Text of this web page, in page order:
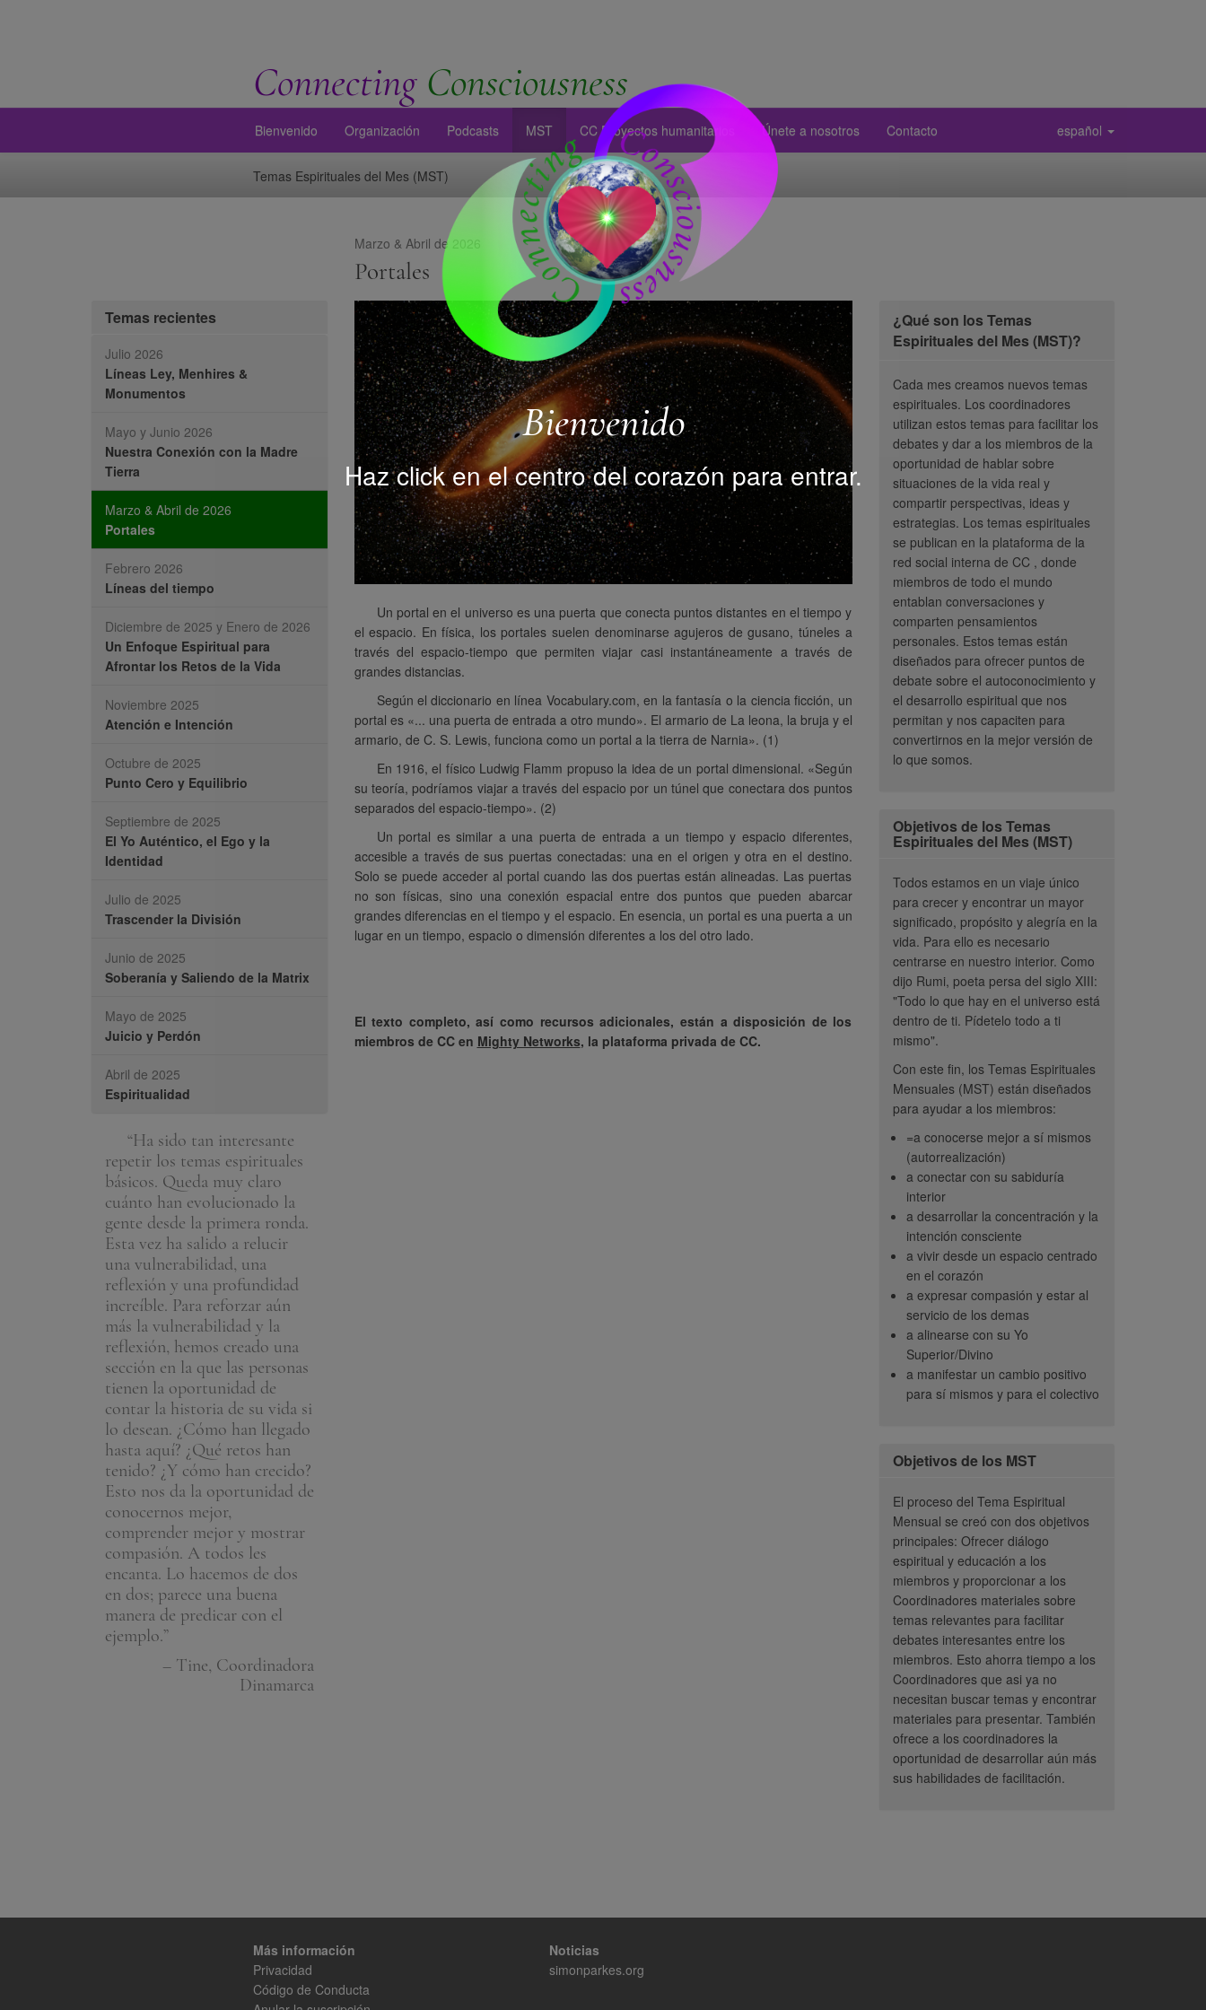
Bienvenido
Haz click en el centro del corazón para entrar.
Connecting Consciousness
Bienvenido Organización Podcasts MST CC Proyectos humanitarios Únete a nosotros Contacto español
Temas Espirituales del Mes (MST)
Marzo & Abril de 2026
Portales
Temas recientes
Julio 2026
Líneas Ley, Menhires &
Monumentos
Mayo y Junio 2026
Nuestra Conexión con la Madre
Tierra
Marzo & Abril de 2026
Portales
Febrero 2026
Líneas del tiempo
Diciembre de 2025 y Enero de 2026
Un Enfoque Espiritual para
Afrontar los Retos de la Vida
Noviembre 2025
Atención e Intención
Octubre de 2025
Punto Cero y Equilibrio
Septiembre de 2025
El Yo Auténtico, el Ego y la
Identidad
Julio de 2025
Trascender la División
Junio de 2025
Soberanía y Saliendo de la Matrix
Mayo de 2025
Juicio y Perdón
Abril de 2025
Espiritualidad
“Ha sido tan interesante
repetir los temas espirituales
básicos. Queda muy claro
cuánto han evolucionado la
gente desde la primera ronda.
Esta vez ha salido a relucir
una vulnerabilidad, una
reflexión y una profundidad
increíble. Para reforzar aún
más la vulnerabilidad y la
reflexión, hemos creado una
sección en la que las personas
tienen la oportunidad de
contar la historia de su vida si
lo desean. ¿Cómo han llegado
hasta aquí? ¿Qué retos han
tenido? ¿Y cómo han crecido?
Esto nos da la oportunidad de
conocernos mejor,
comprender mejor y mostrar
compasión. A todos les
encanta. Lo hacemos de dos
en dos; parece una buena
manera de predicar con el
ejemplo.”
– Tine, Coordinadora
Dinamarca
“Empatía y compasión... es
la segunda vez que este tema
se explora en CC. Ver el
crecimiento en mí mismo, en
el equipo y en los miembros
inspirador y confirmó que
este es un trabajo hermoso e
– Carolyn K, Coordinadora
Canadá
“Me encanta realmente el
tema espiritual de este mes.
Me está ayudando mucho.
Verdaderamente me ayuda a
sanar.”
– Miembro
Un portal en el universo es una puerta que conecta puntos distantes en el tiempo y
el espacio. En física, los portales suelen denominarse agujeros de gusano, túneles a
través del espacio-tiempo que permiten viajar casi instantáneamente a través de
grandes distancias.
Según el diccionario en línea Vocabulary.com, en la fantasía o la ciencia ficción, un
portal es «... una puerta de entrada a otro mundo». El armario de La leona, la bruja y el
armario, de C. S. Lewis, funciona como un portal a la tierra de Narnia». (1)
En 1916, el físico Ludwig Flamm propuso la idea de un portal dimensional. «Según
su teoría, podríamos viajar a través del espacio por un túnel que conectara dos puntos
separados del espacio-tiempo». (2)
Un portal es similar a una puerta de entrada a un tiempo y espacio diferentes,
accesible a través de sus puertas conectadas: una en el origen y otra en el destino.
Solo se puede acceder al portal cuando las dos puertas están alineadas. Las puertas
no son físicas, sino una conexión espacial entre dos puntos que pueden abarcar
grandes diferencias en el tiempo y el espacio. En esencia, un portal es una puerta a un
lugar en un tiempo, espacio o dimensión diferentes a los del otro lado.
El texto completo, así como recursos adicionales, están a disposición de los
miembros de CC en Mighty Networks, la plataforma privada de CC.
¿Qué son los Temas
Espirituales del Mes (MST)?
Cada mes creamos nuevos temas
espirituales. Los coordinadores
utilizan estos temas para facilitar los
debates y dar a los miembros de la
oportunidad de hablar sobre
situaciones de la vida real y
compartir perspectivas, ideas y
estrategias. Los temas espirituales
se publican en la plataforma de la
red social interna de CC , donde
miembros de todo el mundo
entablan conversaciones y
comparten pensamientos
personales. Estos temas están
diseñados para ofrecer puntos de
debate sobre el autoconocimiento y
el desarrollo espiritual que nos
permitan y nos capaciten para
convertirnos en la mejor versión de
lo que somos.
Objetivos de los Temas
Espirituales del Mes (MST)
Todos estamos en un viaje único
para crecer y encontrar un mayor
significado, propósito y alegría en la
vida. Para ello es necesario
centrarse en nuestro interior. Como
dijo Rumi, poeta persa del siglo XIII:
"Todo lo que hay en el universo está
dentro de ti. Pídetelo todo a ti
mismo".
Con este fin, los Temas Espirituales
Mensuales (MST) están diseñados
para ayudar a los miembros:
=a conocerse mejor a sí mismos
(autorrealización)
a conectar con su sabiduría
interior
a desarrollar la concentración y la
intención consciente
a vivir desde un espacio centrado
en el corazón
a expresar compasión y estar al
servicio de los demas
a alinearse con su Yo
Superior/Divino
a manifestar un cambio positivo
para sí mismos y para el colectivo
Objetivos de los MST
El proceso del Tema Espiritual
Mensual se creó con dos objetivos
principales: Ofrecer diálogo
espiritual y educación a los
miembros y proporcionar a los
Coordinadores materiales sobre
temas relevantes para facilitar
debates interesantes entre los
miembros. Esto ahorra tiempo a los
Coordinadores que asi ya no
necesitan buscar temas y encontrar
materiales para presentar. También
ofrece a los coordinadores la
oportunidad de desarrollar aún más
sus habilidades de facilitación.
Más información
Privacidad
Código de Conducta
Noticias
simonparkes.org